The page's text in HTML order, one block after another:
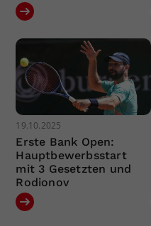
19.10.2025
Erste Bank Open:
Hauptbewerbsstart
mit 3 Gesetzten und
Rodionov